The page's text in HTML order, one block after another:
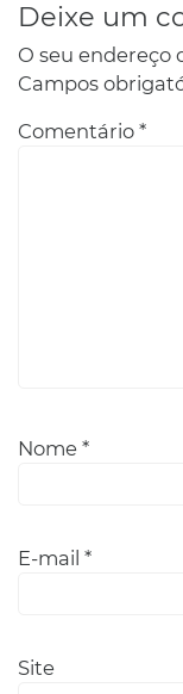
Deixe um
O seu endereço
Campos
Comentário *
Nome *
E-mail *
Site